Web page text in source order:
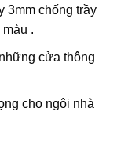
3mm chống trầy
.
cửa thông
cho ngôi nhà